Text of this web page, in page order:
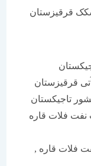
قاره
قاره ,